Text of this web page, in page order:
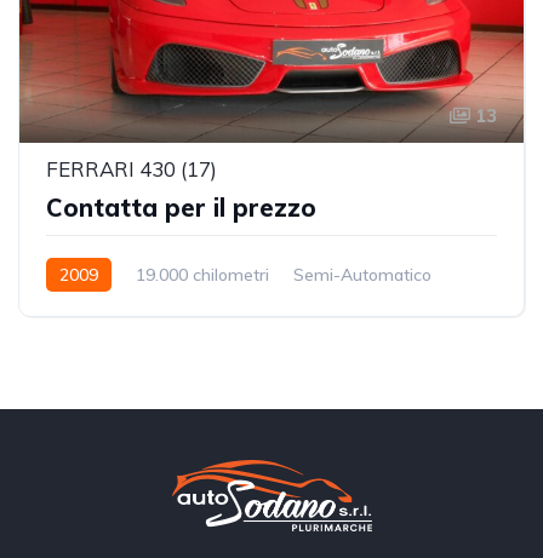
13
FERRARI 430 (17)
Contatta per il prezzo
2009 19.000 chilometri
Semi-Automatico